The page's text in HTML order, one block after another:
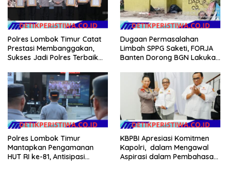
Polres Lombok Timur Catat
Prestasi Membanggakan,
Sukses Jadi Polres Terbaik
NTB
Dugaan Permasalahan
Limbah SPPG Saketi, FORJA
Banten Dorong BGN Lakukan
Polres Lombok Timur
Mantapkan Pengamanan
HUT RI ke-81, Antisipasi
KBPBI Apresiasi Komitmen
Kapolri, dalam Mengawal
Aspirasi dalam Pembahasan